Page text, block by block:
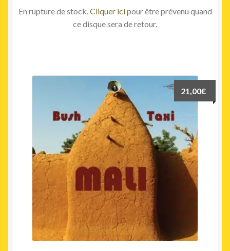
En rupture de stock. Cliquer icipour être prévenu quand
ce disque sera de retour.
21,00€